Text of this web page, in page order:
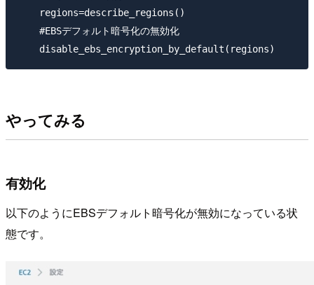
    regions=describe_regions()
    #EBSデフォルト暗号化の無効化
やってみる
有効化
以下のようにEBSデフォルト暗号化が無効になっている状
態です。